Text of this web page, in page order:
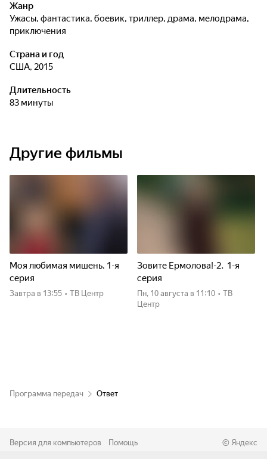
Жанр
ужасы, фантастика, боевик, триллер, драма, мелодрама,
приключения
Страна и год
США, 2015
Длительность
83 минуты
Другие фильмы
Моя любимая мишень. 1-я
серия
Завтра в 13:55 • ТВ Центр
Зовите Ермолова!-2. 1-я
серия
пн, 10 августа в 11:10 • ТВ
Центр
Программа передач Ответ
Версия для компьютеров Помощь © Яндекс